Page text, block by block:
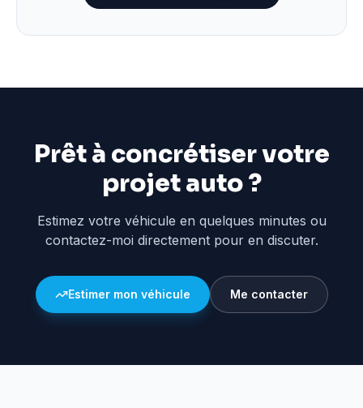
Prêt à concrétiser votre
projet auto ?
Estimez votre véhicule en quelques minutes ou
contactez-moi directement pour en discuter.
Estimer mon véhicule Me contacter